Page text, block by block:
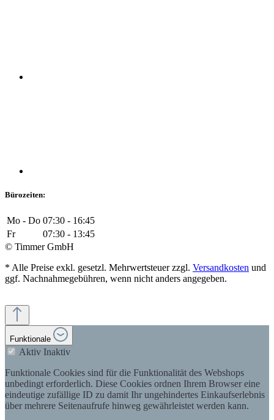
Bürozeiten:
Mo - Do 07:30 - 16:45
Fr
07:30 - 13:45
© Timmer GmbH
* Alle Preise exkl. gesetzl. Mehrwertsteuer zzgl. Versandkosten und
ggf. Nachnahmegebühren, wenn nicht anders angegeben.
Funktionale
Aktiv Inaktiv
Funktionale Cookies sind für die Funktionalität des Webshops
unbedingt erforderlich. Diese Cookies ordnen Ihrem Browser eine
eindeutige zufällige ID zu damit Ihr ungehindertes Einkaufserlebnis
über mehrere Seitenaufrufe hinweg gewährleistet werden kann.